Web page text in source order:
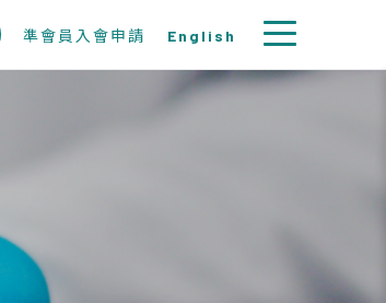
準會員入會申請 English